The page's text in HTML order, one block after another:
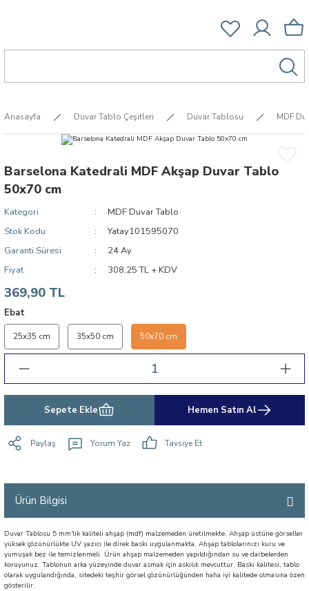
Anasayfa Duvar Tablo Çeşitleri Duvar Tablosu MDF
Barselona Katedrali MDF Akşap Duvar Tablo
50x70 cm
Kategori
MDF Duvar Tablo
Stok Kodu
Yatay101595070
Garanti Süresi
24 Ay
Fiyat
308,25 TL + KDV
369,90 TL
Ebat
25x35 cm 35x50 cm 50x70 cm
Sepete Ekle Hemen Satın Al
Paylaş Yorum Yaz Tavsiye Et
Ürün Bilgisi
Duvar Tablosu 5 mm'lik kaliteli ahşap (mdf) malzemeden üretilmekte. Ahşap üstüne görseller
yüksek çözünürlükte UV yazıcı ile direk baskı uygulanmakta. Ahşap tablolarınızı kuru ve
yumuşak bez ile temizlenmeli. Ürün ahşap malzemeden yapıldığından su ve darbelerden
koruyunuz. Tablonun arka yüzeyinde duvar asmak için askılık mevcuttur. Baskı kalitesi, tablo
olarak uygulandığında, sitedeki teşhir görsel çözünürlüğünden haha iyi kalitede olmasına özen
gösterilir.